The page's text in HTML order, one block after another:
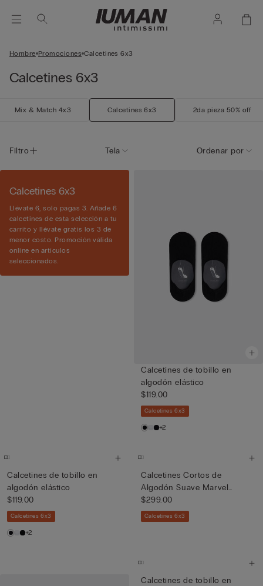
Hombre Promociones Calcetines 6x3
Calcetines 6x3
Mix & Match 4x3 Calcetines 6x3 2da pieza 50% off
Filtro Tela Ordenar por
Calcetines 6x3
Llévate 6, solo pagas 3. Añade 6
calcetines de esta selección a tu
carrito y llévate gratis los 3 de
menor costo. Promoción válida
online en artículos
seleccionados.
Calcetines de tobillo en
algodón elástico
$119.00
Calcetines 6x3
+2
Calcetines de tobillo en
algodón elástico
$119.00
Calcetines 6x3
+2
Calcetines Cortos de
Algodón Suave Marvel
Spider-M...
$299.00
Calcetines 6x3
Calcetines de tobillo en